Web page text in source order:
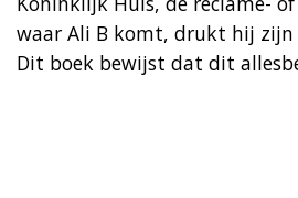
waar Ali B komt, drukt hij zijn
Dit boek bewijst dat dit